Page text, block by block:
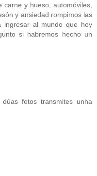
y hueso, automóviles,
y ansiedad rompimos las
ingresar al mundo que hoy
si habremos hecho un
fotos transmites unha